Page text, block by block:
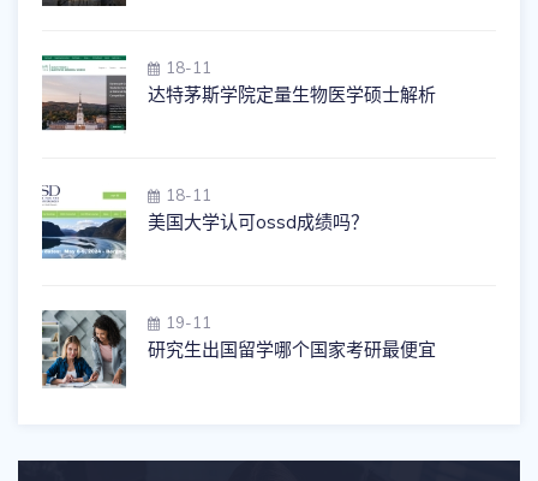
18-11
达特茅斯学院定量生物医学硕士解析
18-11
美国大学认可ossd成绩吗？
19-11
研究生出国留学哪个国家考研最便宜